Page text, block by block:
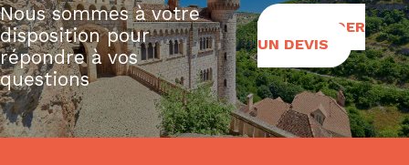
Nous sommes à votre
disposition pour
répondre à vos
questions
DEMANDER
UN DEVIS